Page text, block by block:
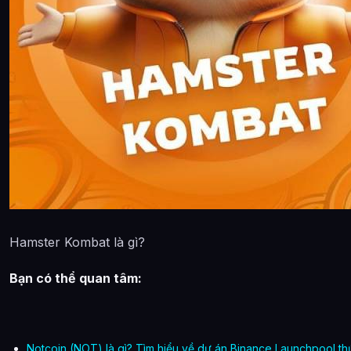
Hamster Kombat là gì?
Bạn có thể quan tâm: